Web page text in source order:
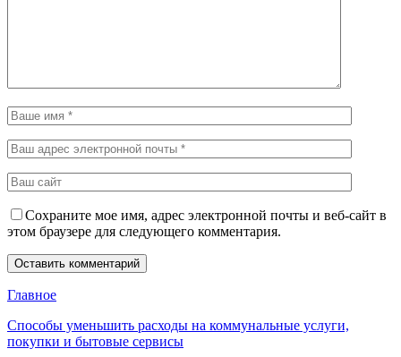
Сохраните мое имя, адрес электронной почты и веб-сайт в
этом браузере для следующего комментария.
Главное
Способы уменьшить расходы на коммунальные услуги,
покупки и бытовые сервисы